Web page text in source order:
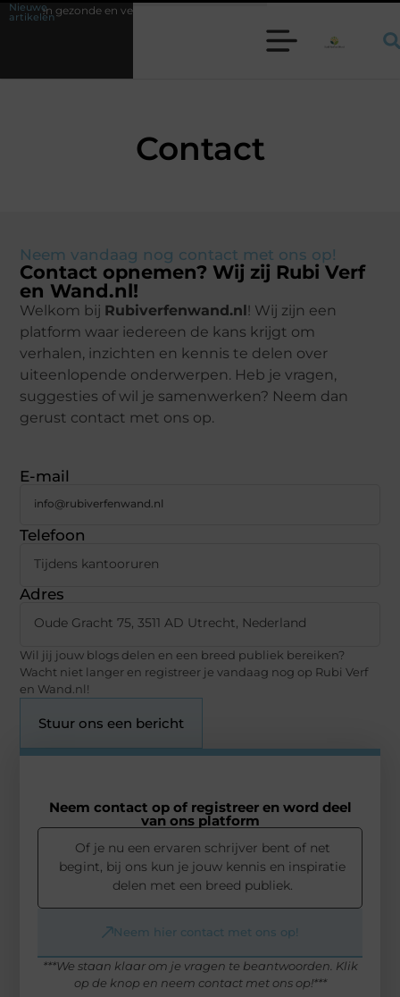
Nieuwe
artikelenen veilige leefomgeving
Contact
Neem vandaag nog contact met ons op!
Contact opnemen? Wij zij Rubi Verf
en Wand.nl!
Welkom bij Rubiverfenwand.nl ! Wij zijn een
platform waar iedereen de kans krijgt om
verhalen, inzichten en kennis te delen over
uiteenlopende onderwerpen. Heb je vragen,
suggesties of wil je samenwerken? Neem dan
gerust contact met ons op.
E-mail
info@rubiverfenwand.nl
Telefoon
Tijdens kantooruren
Adres
Oude Gracht 75, 3511 AD Utrecht, Nederland
Wil jij jouw blogs delen en een breed publiek bereiken?
Wacht niet langer en registreer je vandaag nog op Rubi Verf
en Wand.nl!
Stuur ons een bericht
Neem contact op of registreer en word deel
van ons platform
Of je nu een ervaren schrijver bent of net
begint, bij ons kun je jouw kennis en inspiratie
delen met een breed publiek.
Neem hier contact met ons op!
***We staan klaar om je vragen te beantwoorden. Klik
op de knop en neem contact met ons op!***